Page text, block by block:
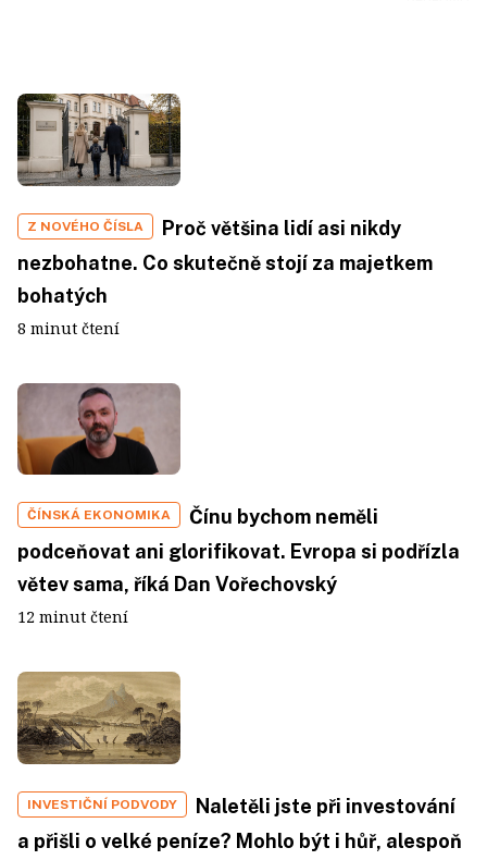
Z NOVÉHO ČÍSLA
Proč většina lidí asi nikdy
nezbohatne. Co skutečně stojí za majetkem
bohatých
8 minut čtení
ČÍNSKÁ EKONOMIKA
Čínu bychom neměli
podceňovat ani glorifikovat. Evropa si podřízla
větev sama, říká Dan Vořechovský
12 minut čtení
INVESTIČNÍ PODVODY
Naletěli jste při investování
a přišli o velké peníze? Mohlo být i hůř, alespoň